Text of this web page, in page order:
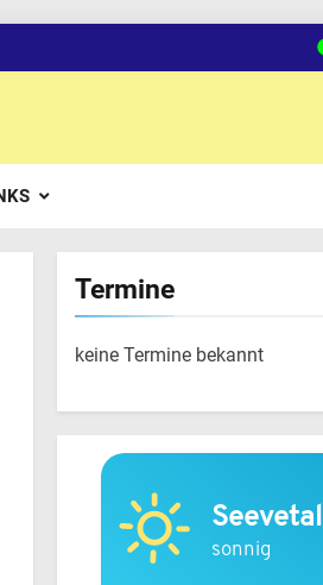
Termine
keine Termine bekannt
Seevetal
sonnig